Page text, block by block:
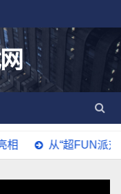
“超FUN派对”看市场